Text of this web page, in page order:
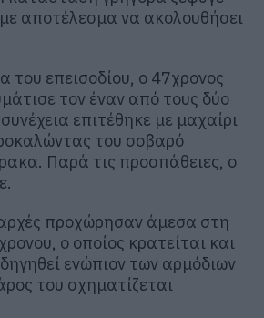
αποτέλεσμα να ακολουθήσει
του επεισοδίου, ο 47χρονος
τον έναν από τους δύο
επιτέθηκε με μαχαίρι
του σοβαρό
Παρά τις προσπάθειες, ο
προχώρησαν άμεσα στη
ο οποίος κρατείται και
ενώπιον των αρμόδιων
του σχηματίζεται